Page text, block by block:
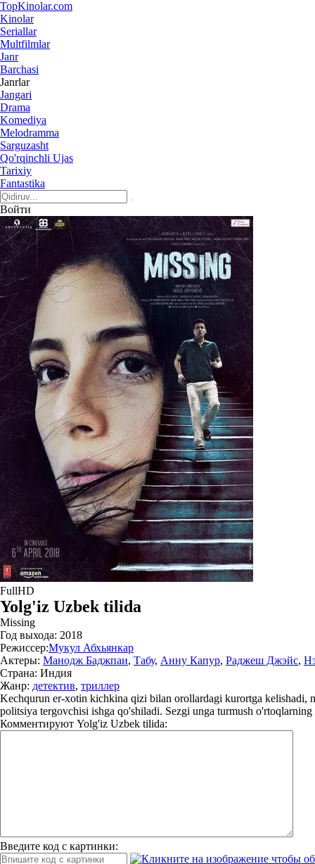
TopKinolar.com
Kinolar
Seriallar
Multfilmlar
Janr
Barchasi
Janrlar
Jangari
Drama
Komediya
Melodramma
Sarguzasht
Qo'rqinchli Ujas
Tarixiy
Fantastika
Войти
FullHD
Yolg'iz Uzbek tilida
Missing
Год выхода: 2018
Режиссер:Мукул Абхьянкар
Актеры: Манодж Баджпаи, Табу, Анну Капур, Раджеш Джэйс,
Страна: Индия
Жанр: детектив, триллер
Kechqurun er-xotin kichkina qizi bilan orollardagi kurortga kelishadi,
politsiya tergovchisi ishga qo'shiladi. Sezgi unga turmush
Комментируют Yolg'iz Uzbek tilida:
Введите код с картинки: